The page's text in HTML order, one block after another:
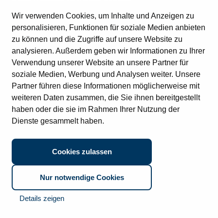
Wir verwenden Cookies, um Inhalte und Anzeigen zu
personalisieren, Funktionen für soziale Medien anbieten
zu können und die Zugriffe auf unsere Website zu
analysieren. Außerdem geben wir Informationen zu Ihrer
Verwendung unserer Website an unsere Partner für
soziale Medien, Werbung und Analysen weiter. Unsere
Partner führen diese Informationen möglicherweise mit
weiteren Daten zusammen, die Sie ihnen bereitgestellt
haben oder die sie im Rahmen Ihrer Nutzung der
Dienste gesammelt haben.
Cookies zulassen
Nur notwendige Cookies
Details zeigen
Vertragsverwaltung
Digitale Immobilienakte
Vertragsverwaltung (SAP)
Digitale Personalakte (SAP)
Digitale Personalakte
Digitale Poststelle
Archivierung (SAP)
Datenschutz:Ich habe den Datenschutzhinweis gelesen und
stimme diesem zu.
© 2026 CTO Balzuweit GmbH
Kontakt Datenschutz